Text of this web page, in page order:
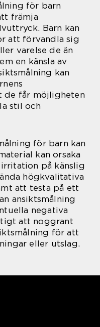
för barn
främja
Barn kan
att förvandla sig
varelse de än
en känsla av
kan
de får möjligheten
stil och
för barn kan
kan orsaka
på känslig
högkvalitativa
att testa på ett
ansiktsmålning
negativa
att noggrant
för att
eller utslag.